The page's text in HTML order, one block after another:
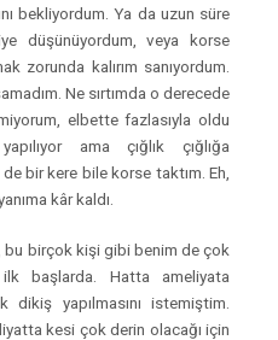
bekliyordum. Ya da uzun süre
düşünüyordum, veya korse
zorunda kalırım sanıyordum.
Ne sırtımda o derecede
elbette fazlasıyla oldu
ama çığlık çığlığa
bir kere bile korse taktım. Eh,
kâr kaldı.
birçok kişi gibi benim de çok
başlarda. Hatta ameliyata
yapılmasını istemiştim.
kesi çok derin olacağı için